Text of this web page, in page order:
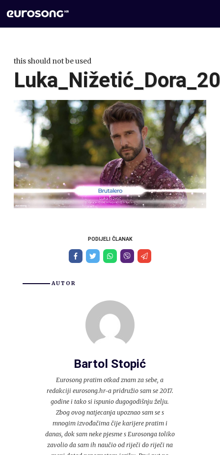
this should not be used
PODIJELI ČLANAK
AUTOR
Bartol Stopić
Eurosong pratim otkad znam za sebe, a
redakciji eurosong.hr-a pridružio sam se 2017.
godine i tako si ispunio dugogodišnju želju.
Zbog ovog natjecanja upoznao sam se s
mnogim izvođačima čije karijere pratim i
danas, dok sam neke pjesme s Eurosonga toliko
zavolio da sam ih naučio od riječi do riječi na